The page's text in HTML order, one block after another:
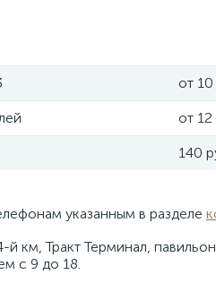
от
от
140
указанным в разделе
км, Тракт Терминал,
с 9 до 18.